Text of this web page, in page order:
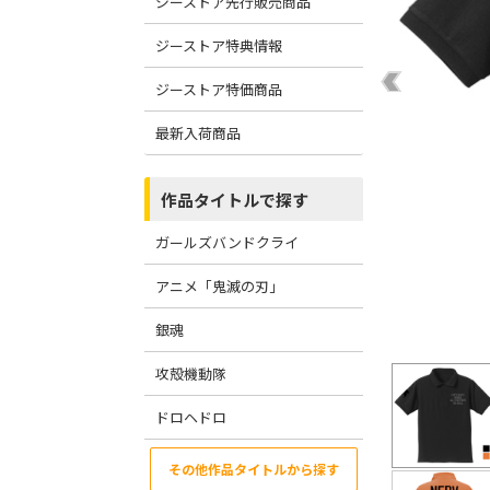
ジーストア特典情報
ジーストア特価商品
最新入荷商品
作品タイトルで探す
ガールズバンドクライ
アニメ「鬼滅の刃」
銀魂
攻殻機動隊
ドロヘドロ
その他作品タイトルから探す